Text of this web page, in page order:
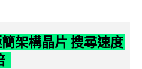
架構晶片 搜尋速度